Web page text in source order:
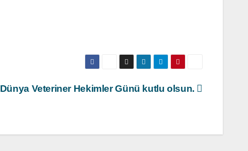
Dünya Veteriner Hekimler Günü kutlu olsun.